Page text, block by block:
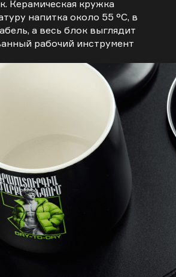
Керамическая кружка
напитка около 55 °C, в
а весь блок выглядит
рабочий инструмент